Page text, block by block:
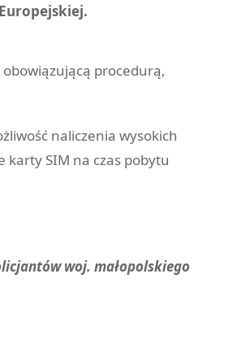
procedurą,
naliczenia wysokich
karty SIM na czas pobytu
woj. małopolskiego